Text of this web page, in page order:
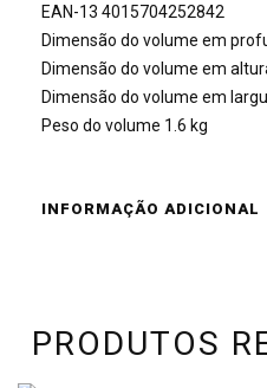
EAN-13 4015704252842
Dimensão do volume em
Dimensão do volume em
Dimensão do volume em
Peso do volume 1.6 kg
INFORMAÇÃO ADICIONAL
PRODUTOS